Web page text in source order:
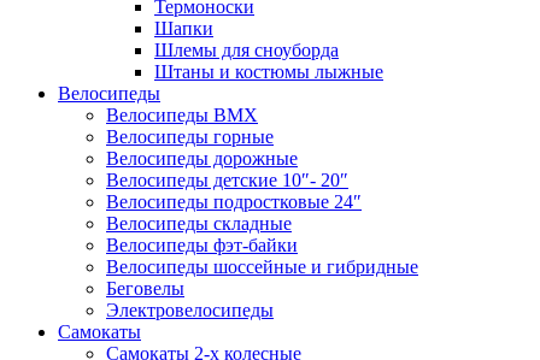
Термоноски
Шапки
Шлемы для сноуборда
Штаны и костюмы лыжные
Велосипеды
Велосипеды BMX
Велосипеды горные
Велосипеды дорожные
Велосипеды детские 10″- 20″
Велосипеды подростковые 24″
Велосипеды складные
Велосипеды фэт-байки
Велосипеды шоссейные и гибридные
Беговелы
Электровелосипеды
Самокаты
Самокаты 2-х колесные